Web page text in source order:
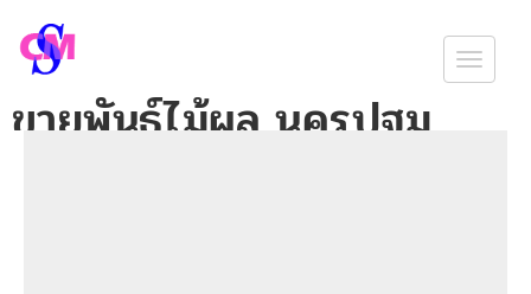
ขายพันธุ์ไม้ผล นครปฐม